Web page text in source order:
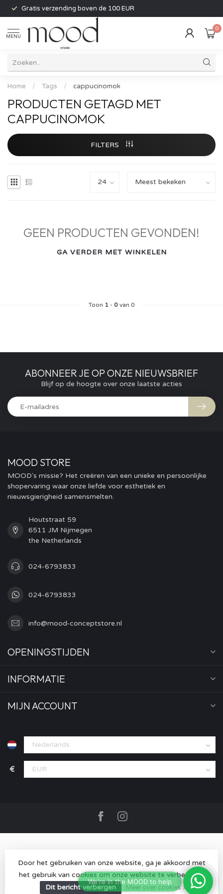
Gratis verzending boven de 100 EUR
MENU
0
Home / Tags / cappucinomok
PRODUCTEN GETAGD MET
CAPPUCINOMOK
FILTERS
GEEN PRODUCTEN GEVONDEN!
GA VERDER MET WINKELEN
Toon 1 - 0van 0
ABONNEER JE OP ONZE NIEUWSBRIEF
Blijf op de hoogte over onze laatste acties
MOOD STORE
MOOD's missie? Het creëren van een unieke en persoonlijke
shopervaring waar onze liefde voor esthetiek en
nieuwsgierigheid samensmelten.
Houtstraat 59
6511 JM Nijmegen
the Netherlands
024-6793833
024-6793833
info@mood-conceptstore.nl
OPENINGSTIJDEN
INFORMATIE
MIJN ACCOUNT
€
© Copyright 2026 MOOD store- Powered byLightspeed-
Lightspeed designby Dyvelopment
Door het gebruiken van onze website, ga je akkoord met
het gebruik van cookies om onze website te verbeteren.
Dit bericht verbergen
Meer over cookies »